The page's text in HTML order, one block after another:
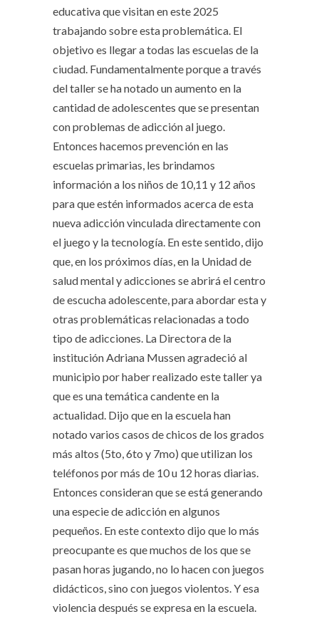
educativa que visitan en este 2025
trabajando sobre esta problemática. El
objetivo es llegar a todas las escuelas de la
ciudad. Fundamentalmente porque a través
del taller se ha notado un aumento en la
cantidad de adolescentes que se presentan
con problemas de adicción al juego.
Entonces hacemos prevención en las
escuelas primarias, les brindamos
información a los niños de 10,11 y 12 años
para que estén informados acerca de esta
nueva adicción vinculada directamente con
el juego y la tecnología. En este sentido, dijo
que, en los próximos días, en la Unidad de
salud mental y adicciones se abrirá el centro
de escucha adolescente, para abordar esta y
otras problemáticas relacionadas a todo
tipo de adicciones. La Directora de la
institución Adriana Mussen agradeció al
municipio por haber realizado este taller ya
que es una temática candente en la
actualidad. Dijo que en la escuela han
notado varios casos de chicos de los grados
más altos (5to, 6to y 7mo) que utilizan los
teléfonos por más de 10 u 12 horas diarias.
Entonces consideran que se está generando
una especie de adicción en algunos
pequeños. En este contexto dijo que lo más
preocupante es que muchos de los que se
pasan horas jugando, no lo hacen con juegos
didácticos, sino con juegos violentos. Y esa
violencia después se expresa en la escuela.